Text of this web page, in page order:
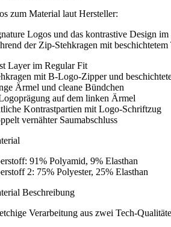
zum Material laut Hersteller:
Logos und das kontrastive Design
der Zip-Stehkragen mit
Layer im Regular Fit
mit B-Logo-Zipper und
Ärmel und cleane Bündchen
auf dem linken Ärmel
Kontrastpartien mit Logo-Schriftzug
vernähter Saumabschluss
91% Polyamid, 9% Elasthan
2: 75% Polyester, 25% Elasthan
Beschreibung
Verarbeitung aus zwei Tech-